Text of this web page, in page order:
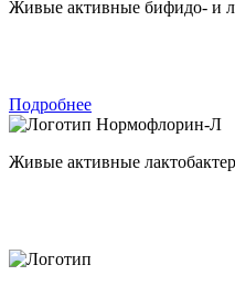
Живые активные бифидо- и
Подробнее
Нормофлорин-Л
Живые активные